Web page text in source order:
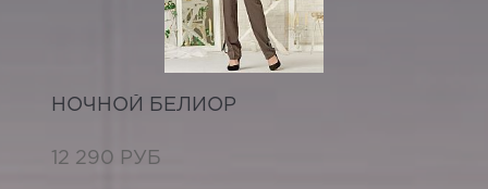
НОЧНОЙ БЕЛИОР
12 290 РУБ